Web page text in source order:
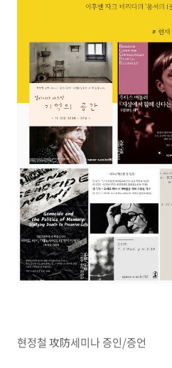
현정철 攻防세미나 증인/증언